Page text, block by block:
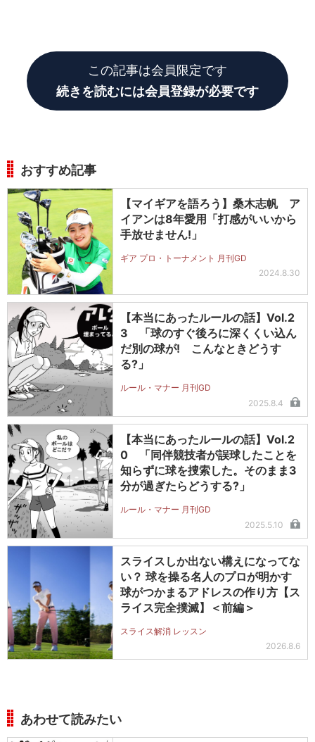
この記事は会員限定です
続きを読むには会員登録が必要です
おすすめ記事
【マイギアを語ろう】桑木志帆 ア
イアンは8年愛用「打感がいいから
手放せません!」
ギア プロ・トーナメント 月刊GD
2024.8.30
【本当にあったルールの話】Vol.2
3 「球のすぐ後ろに深くくい込ん
だ別の球が! こんなときどうす
る?」
ルール・マナー 月刊GD
2025.8.4
【本当にあったルールの話】Vol.2
0 「同伴競技者が誤球したことを
知らずに球を捜索した。そのまま3
分が過ぎたらどうする?」
ルール・マナー 月刊GD
2025.5.10
スライスしか出ない構えになってな
い？ 球を操る名人のプロが明かす
球がつかまるアドレスの作り方【ス
ライス完全撲滅】＜前編＞
スライス解消 レッスン
2026.8.6
あわせて読みたい